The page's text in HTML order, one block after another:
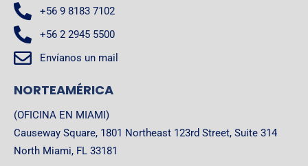
+56 9 8183 7102
+56 2 2945 5500
Envíanos un mail
NORTEAMÉRICA
(OFICINA EN MIAMI)
Causeway Square, 1801 Northeast 123rd Street, Suite 314
North Miami, FL 33181